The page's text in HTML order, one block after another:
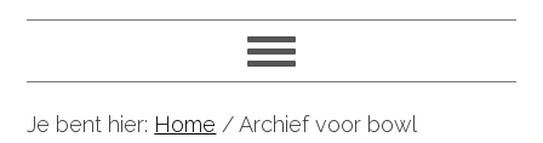
Je bent hier: Home /Archief voor bowl